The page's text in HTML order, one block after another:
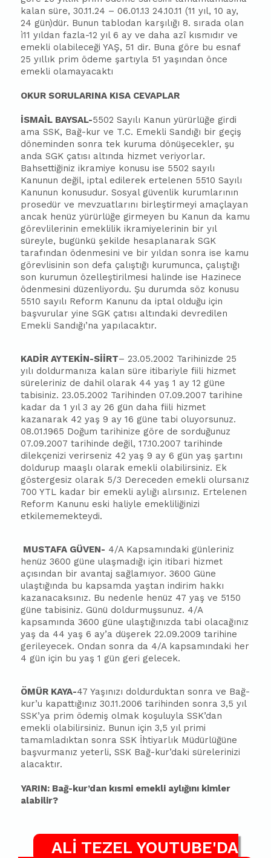
kalan süre, 30.11.24 – 06.01.13 24.10.11 (11 yıl, 10 ay,
24 gün)dür. Bunun tablodan karşılığı 8. sırada olan
ì11 yıldan fazla-12 yıl 6 ay ve daha azî kısmıdır ve
emekli olabileceği YAŞ, 51 dir. Buna göre bu esnaf
25 yıllık prim ödeme şartıyla 51 yaşından önce
emekli olamayacaktı
OKUR SORULARINA KISA CEVAPLAR
İSMAİL BAYSAL-5502 Sayılı Kanun yürürlüğe girdi
ama SSK, Bağ-kur ve T.C. Emekli Sandığı bir geçiş
döneminden sonra tek kuruma dönüşecekler, şu
anda SGK çatısı altında hizmet veriyorlar.
Bahsettiğiniz ikramiye konusu ise 5502 sayılı
Kanunun değil, iptal edilerek ertelenen 5510 Sayılı
Kanunun konusudur. Sosyal güvenlik kurumlarının
prosedür ve mevzuatlarını birleştirmeyi amaçlayan
ancak henüz yürürlüğe girmeyen bu Kanun da kamu
görevlilerinin emeklilik ikramiyelerinin bir yıl
süreyle, bugünkü şekilde hesaplanarak SGK
tarafından ödenmesini ve bir yıldan sonra ise kamu
görevlisinin son defa çalıştığı kurumunca, çalıştığı
son kurumun özelleştirilmesi halinde ise Hazinece
ödenmesini düzenliyordu. Şu durumda söz konusu
5510 sayılı Reform Kanunu da iptal olduğu için
başvurular yine SGK çatısı altındaki devredilen
Emekli Sandığı’na yapılacaktır.
KADİR AYTEKİN-SİİRT– 23.05.2002 Tarihinizde 25
yılı doldurmanıza kalan süre itibariyle fiili hizmet
süreleriniz de dahil olarak 44 yaş 1 ay 12 güne
tabisiniz. 23.05.2002 Tarihinden 07.09.2007 tarihine
kadar da 1 yıl 3 ay 26 gün daha fiili hizmet
kazanarak 42 yaş 9 ay 16 güne tabi oluyorsunuz.
08.01.1965 Doğum tarihinize göre de sorduğunuz
07.09.2007 tarihinde değil, 17.10.2007 tarihinde
dilekçenizi verirseniz 42 yaş 9 ay 6 gün yaş şartını
doldurup maaşlı olarak emekli olabilirsiniz. Ek
göstergesiz olarak 5/3 Dereceden emekli olursanız
700 YTL kadar bir emekli aylığı alırsınız. Ertelenen
Reform Kanunu eski haliyle emekliliğinizi
etkilememekteydi.
MUSTAFA GÜVEN- 4/A Kapsamındaki günleriniz
henüz 3600 güne ulaşmadığı için itibari hizmet
açısından bir avantaj sağlamıyor. 3600 Güne
ulaştığında bu kapsamda yaştan indirim hakkı
kazanacaksınız. Bu nedenle henüz 47 yaş ve 5150
güne tabisiniz. Günü doldurmuşsunuz. 4/A
kapsamında 3600 güne ulaştığınızda tabi olacağınız
yaş da 44 yaş 6 ay’a düşerek 22.09.2009 tarihine
gerileyecek. Ondan sonra da 4/A kapsamındaki her
4 gün için bu yaş 1 gün geri gelecek.
ÖMÜR KAYA-47 Yaşınızı doldurduktan sonra ve Bağ-
kur’u kapattığınız 30.11.2006 tarihinden sonra 3,5 yıl
SSK’ya prim ödemiş olmak koşuluyla SSK’dan
emekli olabilirsiniz. Bunun için 3,5 yıl primi
tamamladıktan sonra SSK İhtiyarlık Müdürlüğüne
başvurmanız yeterli, SSK Bağ-kur’daki sürelerinizi
alacaktır.
YARIN: Bağ-kur’dan kısmi emekli aylığını kimler
alabilir?
ALİ TEZEL YOUTUBE'DA